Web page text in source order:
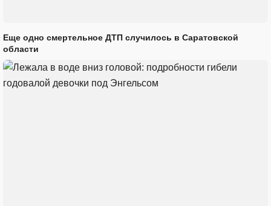
Еще одно смертельное ДТП случилось в Саратовской
области